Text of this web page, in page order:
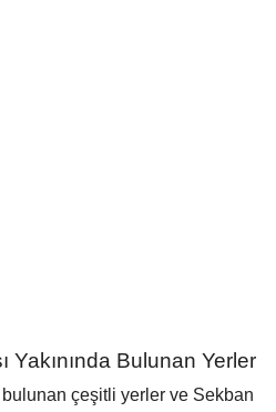
Yakınında Bulunan Yerler
çeşitli yerler ve Sekban